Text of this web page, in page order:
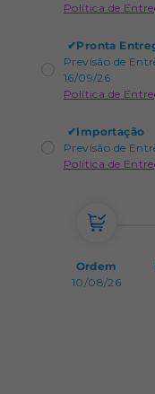
Política de
✔Pronta
Previsão de
16/09/26
Política de
✔Importação
Previsão de
Política de
Ordem
10/08/26